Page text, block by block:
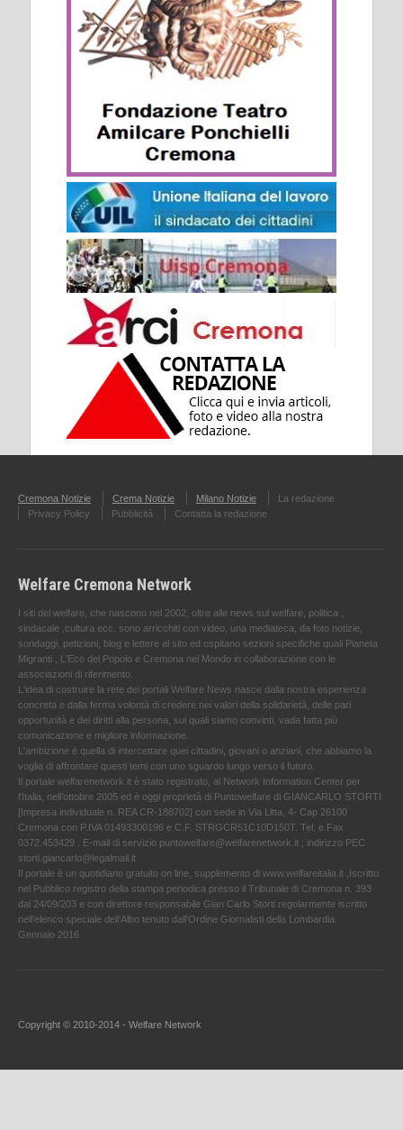
Cremona Notizie Crema Notizie Milano Notizie
La redazione
Privacy Policy
Pubblicità Contatta la redazione
Welfare Cremona Network
I siti del welfare, che nascono nel 2002, oltre alle news sul welfare, politica ,
sindacale ,cultura ecc. sono arricchiti con video, una mediateca, da foto notizie,
sondaggi, petizioni, blog e lettere al sito ed ospitano sezioni specifiche quali Pianeta
Migranti , L'Eco del Popolo e Cremona nel Mondo in collaborazione con le
associazioni di riferimento.
L'idea di costruire la rete dei portali Welfare News nasce dalla nostra esperienza
concreta e dalla ferma volontà di credere nei valori della solidarietà, delle pari
opportunità e dei diritti alla persona, sui quali siamo convinti, vada fatta più
comunicazione e migliore informazione.
L'ambizione è quella di intercettare quei cittadini, giovani o anziani, che abbiamo la
voglia di affrontare questi temi con uno sguardo lungo verso il futuro.
Il portale welfarenetwork.it è stato registrato, al Network Information Center per
l'Italia, nell’ottobre 2005 ed è oggi proprietà di Puntowelfare di GIANCARLO STORTI
[Impresa individuale n. REA CR-188702] con sede in Via Litta, 4- Cap 26100
Cremona con P.IVA 01493300196 e C.F. STRGCR51C10D150T. Tel. e Fax
0372.453429 . E-mail di servizio puntowelfare@welfarenetwork.it ; indirizzo PEC
storti.giancarlo@legalmail.it
Il portale è un quotidiano gratuito on line, supplemento di www.welfareitalia.it ,Iscritto
nel Pubblico registro della stampa periodica presso il Tribunale di Cremona n. 393
dal 24/09/203 e con direttore responsabile Gian Carlo Storti regolarmente iscritto
nell’elenco speciale dell’Albo tenuto dall’Ordine Giornalisti della Lombardia.
Gennaio 2016
Copyright © 2010-2014 - Welfare Network